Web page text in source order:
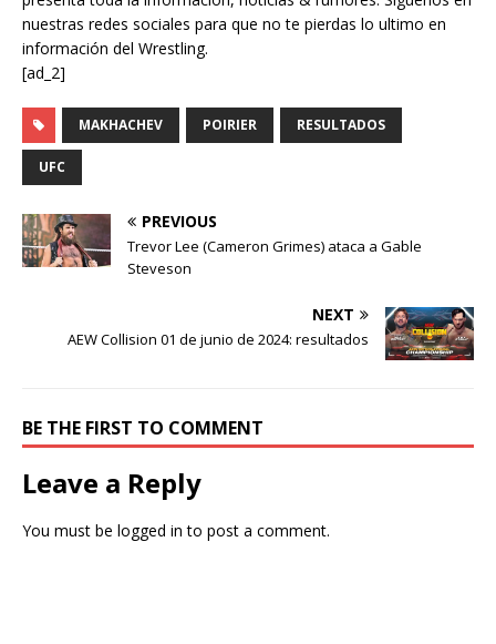
nuestras redes sociales para que no te pierdas lo ultimo en
información del Wrestling.
[ad_2]
MAKHACHEV POIRIER RESULTADOS
UFC
PREVIOUS
Trevor Lee (Cameron Grimes) ataca a Gable
Steveson
NEXT
AEW Collision 01 de junio de 2024: resultados
BE THE FIRST TO COMMENT
Leave a Reply
You must be logged in to post a comment.